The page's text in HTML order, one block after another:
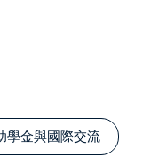
學金與國際交流